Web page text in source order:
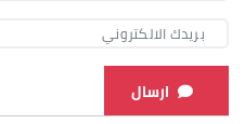
ارسال